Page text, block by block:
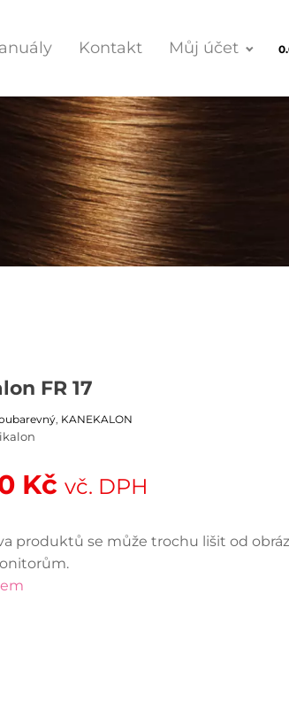
Kontakt Můj účet
FR 17
KANEKALON
Kč vč. DPH
produktů se může trochu lišit od